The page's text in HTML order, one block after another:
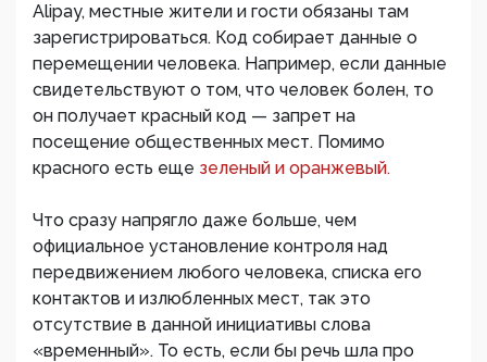
Alipay, местные жители и гости обязаны там
зарегистрироваться. Код собирает данные о
перемещении человека. Например, если данные
свидетельствуют о том, что человек болен, то
он получает красный код — запрет на
посещение общественных мест. Помимо
красного есть еще зеленый и оранжевый.
Что сразу напрягло даже больше, чем
официальное установление контроля над
передвижением любого человека, списка его
контактов и излюбленных мест, так это
отсутствие в данной инициативы слова
«временный». То есть, если бы речь шла про